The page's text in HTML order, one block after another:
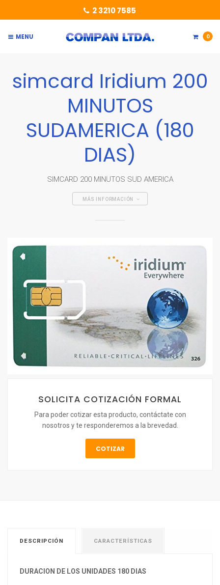
2 3210 7585
MENU 0
simcard Iridium 200
MINUTOS
SUDAMERICA (180
DIAS)
SIMCARD 200 MINUTOS SUD AMERICA
MÁS INFORMACIÓN
SOLICITA COTIZACIÓN FORMAL
Para poder cotizar esta producto, contáctate con
nosotros y te responderemos a la brevedad.
COTIZAR
DESCRIPCIÓN CARACTERÍSTICAS
DURACION DE LOS UNIDADES 180 DIAS